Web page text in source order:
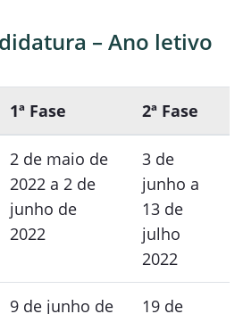
– Ano letivo
1ª Fase 2ª Fase
2 de maio de
2022 a 2 de
junho de
2022
3 de
junho a
13 de
julho
2022
9 de junho de 19 de